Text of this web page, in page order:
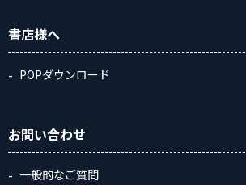
書店様へ
POPダウンロード
お問い合わせ
一般的なご質問